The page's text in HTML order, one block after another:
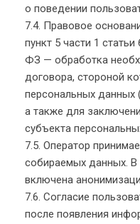
о поведении
7.4. Правовое
пункт 5 части 1
ФЗ — обработка
договора, стороной
персональных данных
а также для
субъекта
7.5. Оператор
собираемых данных. В
включена
7.6. Согласие
после появления